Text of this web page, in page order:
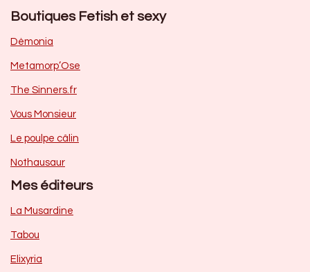
Boutiques Fetish et sexy
Dèmonia
Metamorp’Ose
The Sinners.fr
Vous Monsieur
Le poulpe câlin
Nothausaur
Mes éditeurs
La Musardine
Tabou
Elixyria